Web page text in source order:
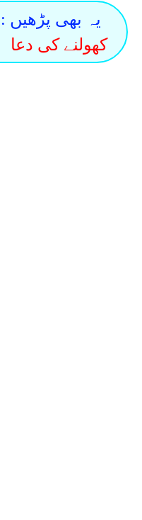
یہ بھی پڑھیں :
کھولنے کی دعا